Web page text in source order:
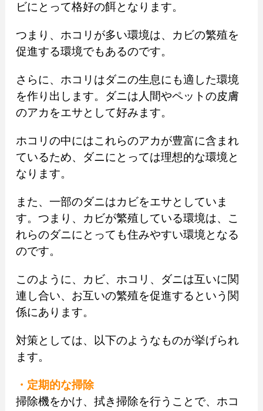
ビにとって格好の餌となります。
つまり、ホコリが多い環境は、カビの繁殖を
促進する環境でもあるのです。
さらに、ホコリはダニの生息にも適した環境
を作り出します。ダニは人間やペットの皮膚
のアカをエサとして好みます。
ホコリの中にはこれらのアカが豊富に含まれ
ているため、ダニにとっては理想的な環境と
なります。
また、一部のダニはカビをエサとしていま
す。つまり、カビが繁殖している環境は、こ
れらのダニにとっても住みやすい環境となる
のです。
このように、カビ、ホコリ、ダニは互いに関
連し合い、お互いの繁殖を促進するという関
係にあります。
対策としては、以下のようなものが挙げられ
ます。
・定期的な掃除
掃除機をかけ、拭き掃除を行うことで、ホコ